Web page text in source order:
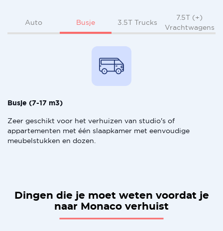
Auto Busje 3.5T Trucks
7.5T (+)
Vrachtwagens
Busje (7-17 m3)
Zeer geschikt voor het verhuizen van studio's of
appartementen met één slaapkamer met eenvoudige
meubelstukken en dozen.
Dingen die je moet weten voordat je
naar Monaco verhuist